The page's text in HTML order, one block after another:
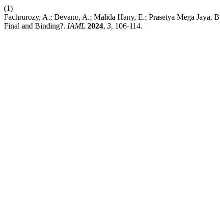
(1)
Fachrurozy, A.; Devano, A.; Malida Hany, E.; Prasetya Mega Jaya,
Final and Binding?. IAML 2024, 3, 106-114.